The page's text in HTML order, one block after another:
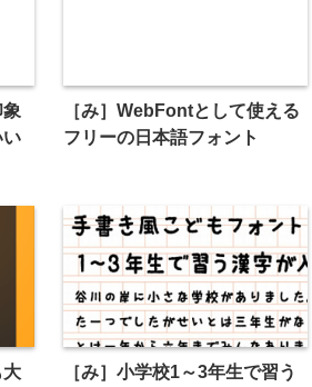
［み］WebFontとして使える
フリーの日本語フォント
大
［み］小学校1～3年生で習う